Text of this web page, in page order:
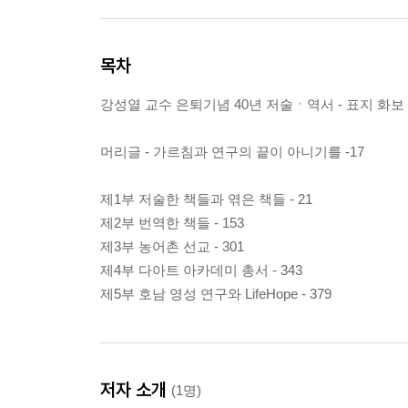
목차
강성열 교수 은퇴기념 40년 저술ㆍ역서 - 표지 화보
머리글 - 가르침과 연구의 끝이 아니기를 -17
제1부 저술한 책들과 엮은 책들 - 21
제2부 번역한 책들 - 153
제3부 농어촌 선교 - 301
제4부 다아트 아카데미 총서 - 343
제5부 호남 영성 연구와 LifeHope - 379
저자 소개 (1명)